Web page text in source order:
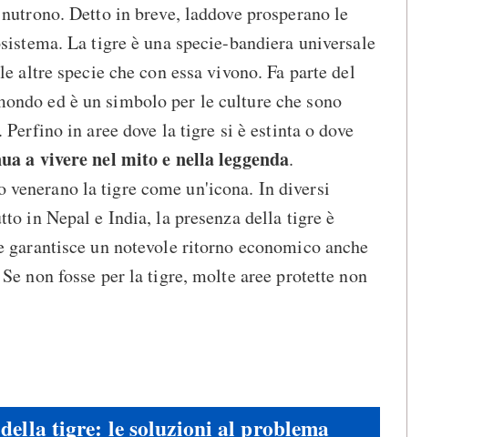
Detto in breve, laddove prosperano le
La tigre è una specie-bandiera universale
altre specie che con essa vivono. Fa parte del
ed è un simbolo per le culture che sono
Perfino in aree dove la tigre si è estinta o dove
a vivere nel mito e nella leggenda.
la tigre come un'icona. In diversi
in Nepal e India, la presenza della tigre è
un notevole ritorno economico anche
non fosse per la tigre, molte aree protette non
tigre: le soluzioni al problema